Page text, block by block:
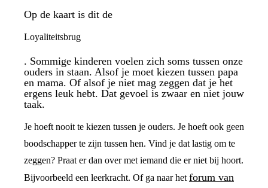
Op de kaart is dit de
Loyaliteitsbrug
. Sommige kinderen voelen zich soms tussen onze
ouders in staan. Alsof je moet kiezen tussen papa
en mama. Of alsof je niet mag zeggen dat je het
ergens leuk hebt. Dat gevoel is zwaar en niet jouw
taak.
Je hoeft nooit te kiezen tussen je ouders. Je hoeft ook geen
boodschapper te zijn tussen hen. Vind je dat lastig om te
zeggen? Praat er dan over met iemand die er niet bij hoort.
Bijvoorbeeld een leerkracht. Of ga naar het forum van